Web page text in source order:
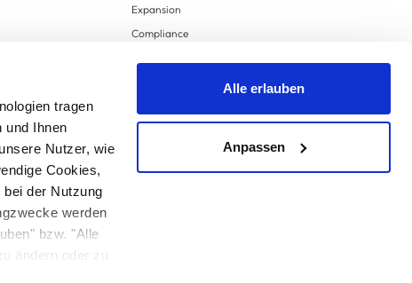
tragen
und Ihnen
Nutzer, wie
Cookies,
der Nutzung
werden
bzw. "Alle
ändern oder zu
Alle erlauben
Anpassen
Expansion
Compliance
Supply Chain Due Diligence